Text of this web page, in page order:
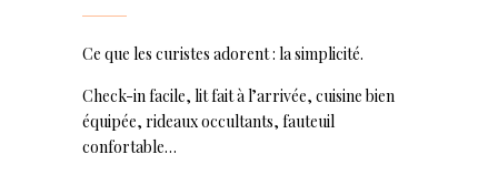
Ce que les curistes adorent : la simplicité.
Check-in facile, lit fait à l’arrivée, cuisine bien
équipée, rideaux occultants, fauteuil
confortable…